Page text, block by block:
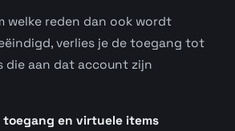
welke reden dan ook wordt
verlies je de toegang tot
die aan dat account zijn
toegang en virtuele items